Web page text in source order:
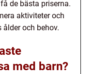
de bästa priserna.
aktiviteter och
och behov.
med barn?